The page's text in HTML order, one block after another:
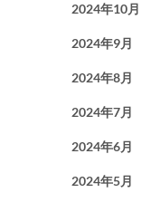
2024年10月
2024年9月
2024年8月
2024年7月
2024年6月
2024年5月